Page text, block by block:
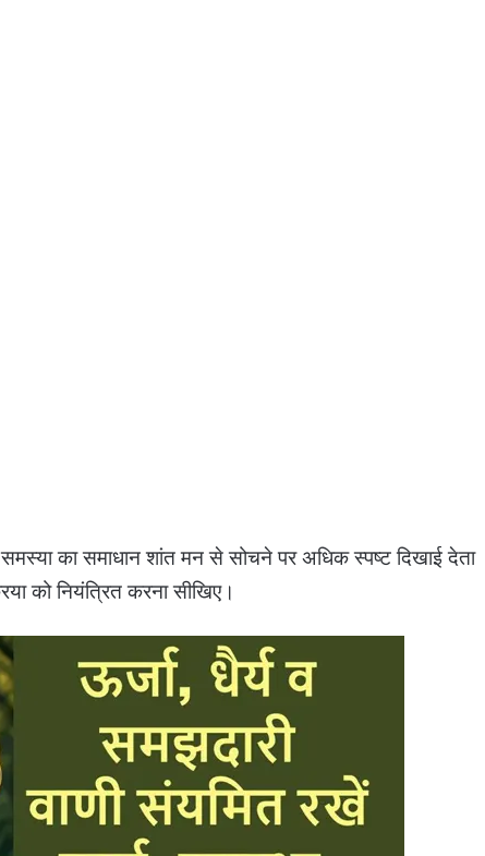
का समाधान शांत मन से सोचने पर अधिक स्पष्ट दिखाई देता
को नियंत्रित करना सीखिए।